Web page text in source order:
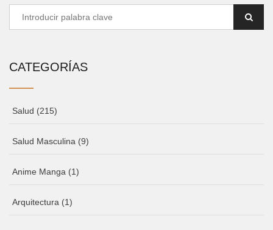
CATEGORÍAS
Salud (215)
Salud Masculina (9)
Anime Manga (1)
Arquitectura (1)